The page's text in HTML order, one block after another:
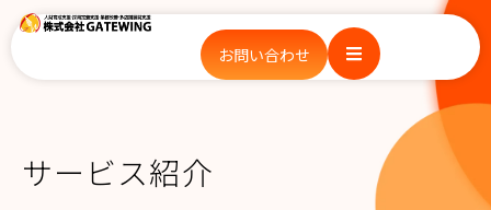
お問い合わせ
サービス紹介